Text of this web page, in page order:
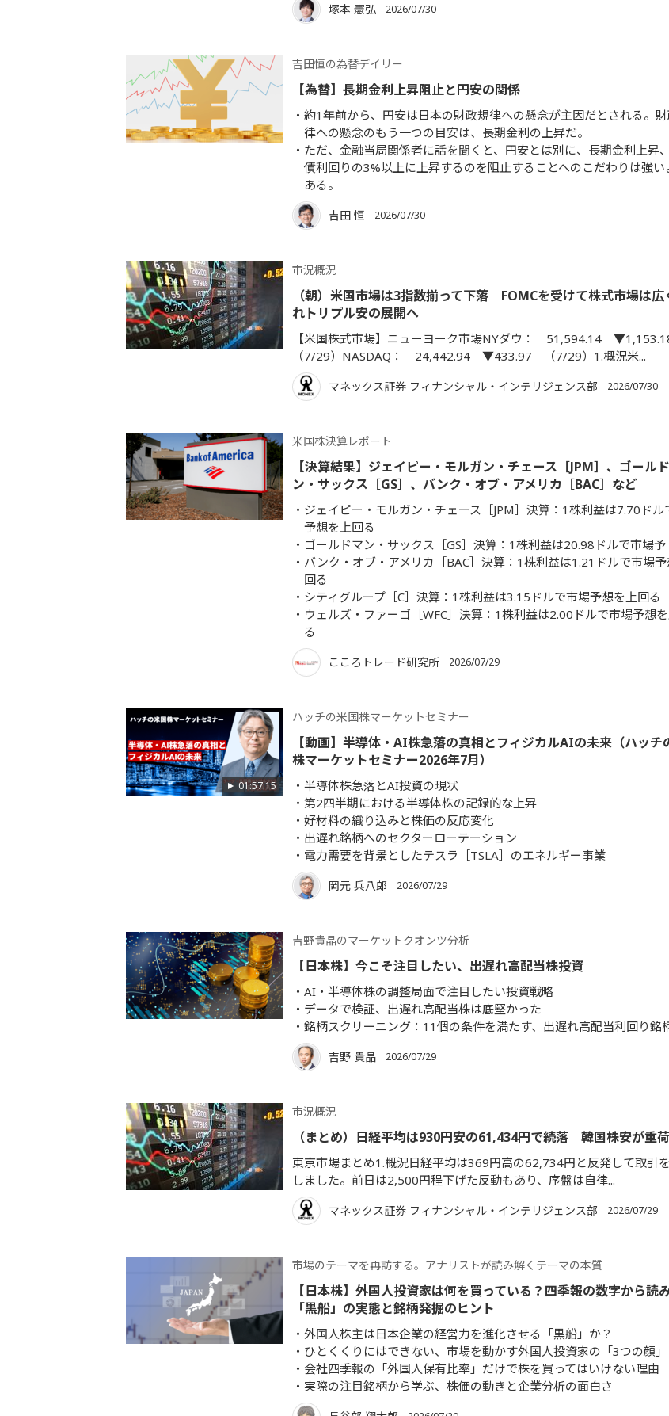
塚本 憲弘 2026/07/30
吉田恒の為替デイリー
【為替】長期金利上昇阻止と円安の関係
約1年前から、円安は日本の財政規律への懸念が主因だとされる。
律への懸念のもう一つの目安は、長期金利の上昇だ。
ただ、金融当局関係者に話を聞くと、円安とは別に、長期金利上昇
債利回りの3%以上に上昇するのを阻止することへのこだわりは強い
ある。
吉田 恒 2026/07/30
市況概況
（朝）米国市場は3指数揃って下落 FOMCを受けて株式市場は広
れトリプル安の展開へ
【米国株式市場】ニューヨーク市場NYダウ： 51,594.14
（7/29）NASDAQ： 24,442.94 ▼433.97 （7/29）1.概況米...
マネックス証券 フィナンシャル・インテリジェンス部 2026/07/30
米国株決算レポート
【決算結果】ジェイピー・モルガン・チェース［JPM］、ゴール
ン・サックス［GS］、バンク・オブ・アメリカ［BAC］など
ジェイピー・モルガン・チェース［JPM］決算：1株利益は7.70ドル
予想を上回る
ゴールドマン・サックス［GS］決算：1株利益は20.98ドルで市場予
バンク・オブ・アメリカ［BAC］決算：1株利益は1.21ドルで市場
回る
シティグループ［C］決算：1株利益は3.15ドルで市場予想を上回る
ウェルズ・ファーゴ［WFC］決算：1株利益は2.00ドルで市場予想
る
こころトレード研究所 2026/07/29
01:57:15
ハッチの米国株マーケットセミナー
【動画】半導体・AI株急落の真相とフィジカルAIの未来（ハッチ
株マーケットセミナー2026年7月）
半導体株急落とAI投資の現状
第2四半期における半導体株の記録的な上昇
好材料の織り込みと株価の反応変化
出遅れ銘柄へのセクターローテーション
電力需要を背景としたテスラ［TSLA］のエネルギー事業
岡元 兵八郎 2026/07/29
吉野貴晶のマーケットクオンツ分析
【日本株】今こそ注目したい、出遅れ高配当株投資
AI・半導体株の調整局面で注目したい投資戦略
データで検証、出遅れ高配当株は底堅かった
銘柄スクリーニング：11個の条件を満たす、出遅れ高配当利回り銘
吉野 貴晶 2026/07/29
市況概況
（まとめ）日経平均は930円安の61,434円で続落 韓国株安が重
東京市場まとめ1.概況日経平均は369円高の62,734円と反発して取引
しました。前日は2,500円程下げた反動もあり、序盤は自律...
マネックス証券 フィナンシャル・インテリジェンス部 2026/07/29
市場のテーマを再訪する。アナリストが読み解くテーマの本質
【日本株】外国人投資家は何を買っている？四季報の数字から読
「黒船」の実態と銘柄発掘のヒント
外国人株主は日本企業の経営力を進化させる「黒船」か？
ひとくくりにはできない、市場を動かす外国人投資家の「3つの顔」
会社四季報の「外国人保有比率」だけで株を買ってはいけない理由
実際の注目銘柄から学ぶ、株価の動きと企業分析の面白さ